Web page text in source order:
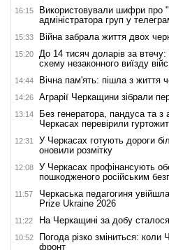
16:15
Використовували шифри про
адміністратора груп у
15:33 Війна забрала життя двох
15:20
До 14 тисяч доларів за
схему незаконного виїзду
14:44 Вічна пам'ять: пішла з життя
14:26 Аграрії Черкащини зібрали
13:14
Без генератора, пандуса та
Черкасах перевірили
12:31
У Черкасах готують дороги
оновили розмітку
12:08
У Черкасах профінансують
пошкодженого російським
11:57
Черкаська педагогиня
Prize Ukraine 2026
11:22 На Черкащині за добу
10:52
Погода різко зміниться:
фронт